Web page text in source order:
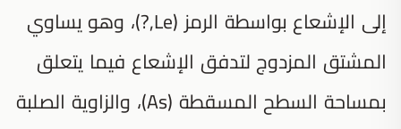
إلى الإشعاع بواسطة الرمز (Le,?)، وهو يساوي
المشتق المزدوج لتدفق الإشعاع فيما يتعلق
بمساحة السطح المسقطة (As)، والزاوية الصلبة